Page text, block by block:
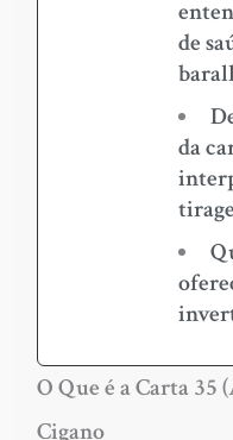
de
da
O Que é a Carta 35
Cigano